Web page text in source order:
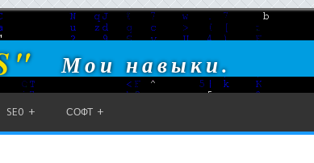
Мои навыки.
SEO СОФТ